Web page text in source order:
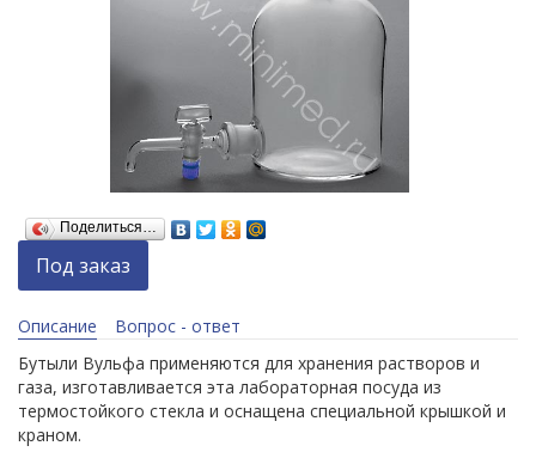
Поделиться…
Под заказ
Описание
Вопрос - ответ
Бутыли Вульфа применяются для хранения растворов и
газа, изготавливается эта лабораторная посуда из
термостойкого стекла и оснащена специальной крышкой и
краном.